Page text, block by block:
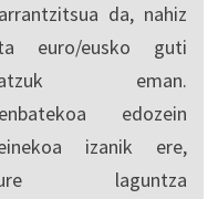
da, nahiz
euro/eusko guti
eman.
edozein
izanik ere,
laguntza